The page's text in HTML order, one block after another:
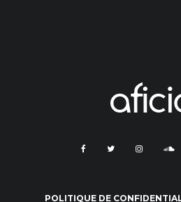
POLITIQUE DE